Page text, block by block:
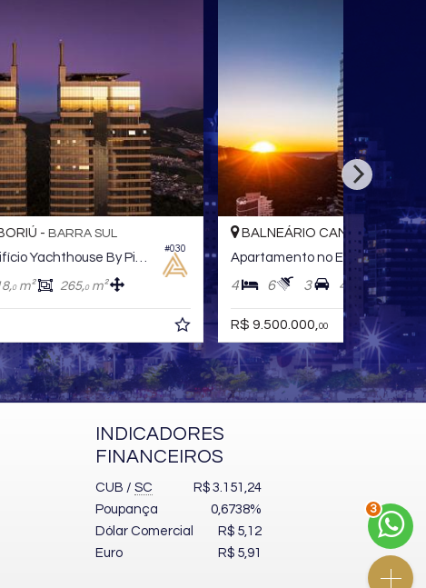
BALNEÁRIO CAMBORIÚ - BARRA SUL
Apartamento no Edifício Yachthouse By Pininfarina
4 6 3 265, m² 4
R$
INDICADORES
FINANCEIROS
CUB / SC
R$ 3.151,24
Poupança
0,6738%
Dólar Comercial
R$ 5,12
Euro
R$ 5,91
3